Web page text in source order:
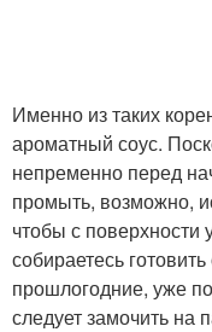
Именно из таких
ароматный соус.
непременно перед
промыть, возможно,
чтобы с поверхности
собираетесь
прошлогодние, уже
следует замочить на